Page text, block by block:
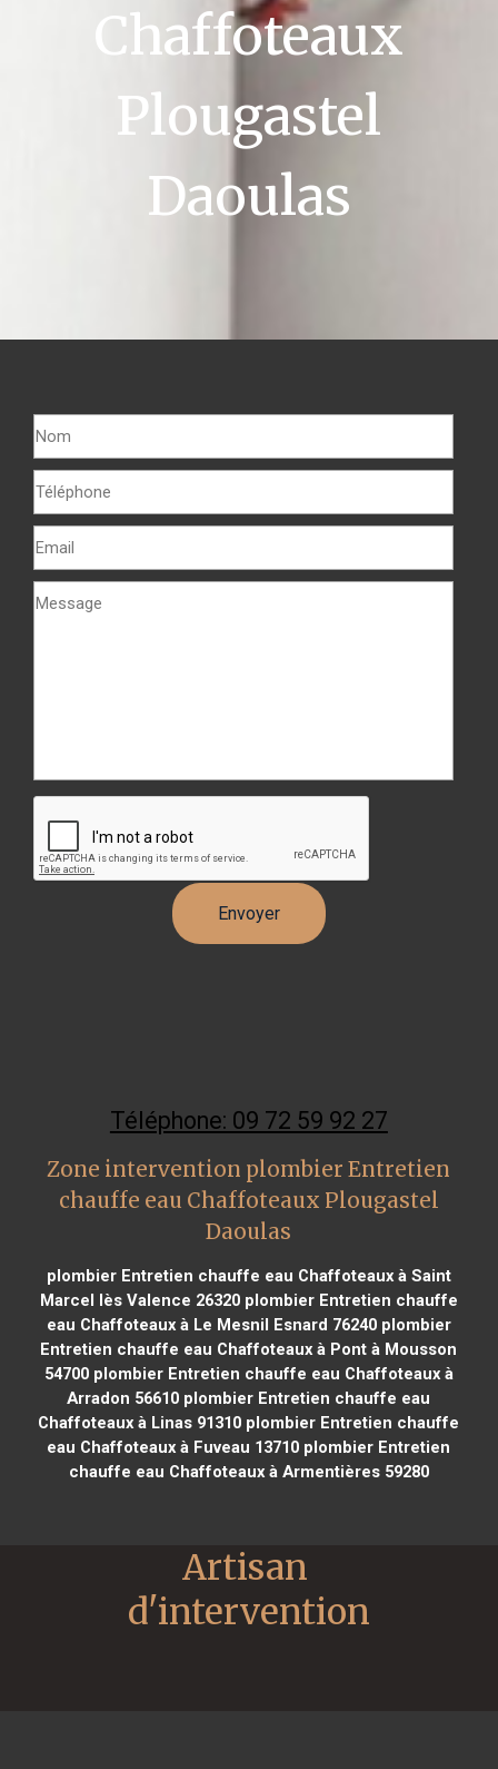
Chaffoteaux
Plougastel
Daoulas
Téléphone: 09 72 59 92 27
Zone intervention plombier Entretien
chauffe eau Chaffoteaux Plougastel
Daoulas
plombier Entretien chauffe eau Chaffoteaux à Saint
Marcel lès Valence 26320plombier Entretien chauffe
eau Chaffoteaux à Le Mesnil Esnard 76240plombier
Entretien chauffe eau Chaffoteaux à Pont à Mousson
54700plombier Entretien chauffe eau Chaffoteaux à
Arradon 56610 plombier Entretien chauffe eau
Chaffoteaux à Linas 91310 plombier Entretien chauffe
eau Chaffoteaux à Fuveau 13710 plombier Entretien
chauffe eau Chaffoteaux à Armentières 59280
Artisan
d'intervention